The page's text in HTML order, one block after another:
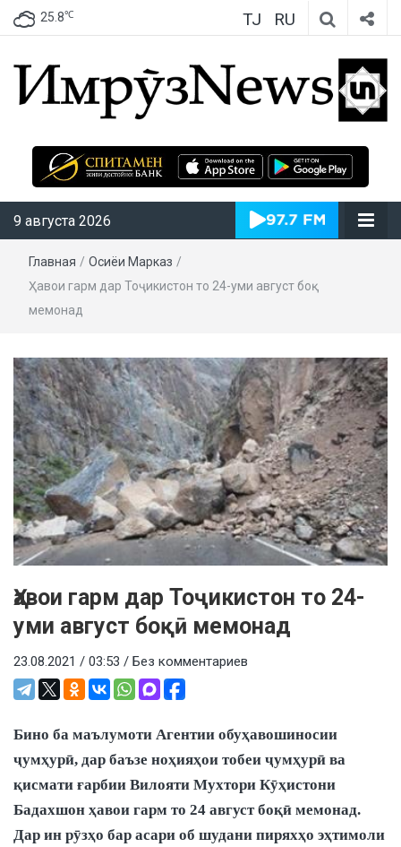
25.8℃ TJ RU
ИмрӯзNews
9 августа 2026
Главная / Осиёи Марказӣ /
Ҳавои гарм дар Тоҷикистон то 24-уми август боқӣ
мемонад
Ҳавои гарм дар Тоҷикистон то 24-
уми август боқӣ мемонад
23.08.2021 / 03:53 / Без комментариев
Бино ба маълумоти Агентии обуҳавошиносии
ҷумҳурӣ, дар баъзе ноҳияҳои тобеи ҷумҳурӣ ва
қисмати ғарбии Вилояти Мухтори Кӯҳистони
Бадахшон ҳавои гарм то 24 август боқӣ мемонад.
Дар ин рӯзҳо бар асари об шудани пиряхҳо эҳтимоли